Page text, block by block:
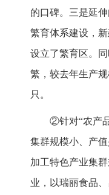
的口碑。三是延
繁育体系建设，
设立了繁育区。
繁，较去年生产
只。
②针对“农产
集群规模小、产
加工特色产业集
业，以瑞丽食品